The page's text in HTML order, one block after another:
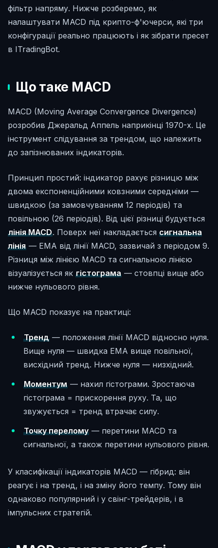
фільтр напряму. Нижче розберемо, як
налаштувати MACD під крипто-ф'ючерси, які три
конфігурації реально працюють і як зібрати пресет
в ITradingBot.
Що таке MACD
MACD (Moving Average Convergence Divergence)
розробив Джеральд Аппель наприкінці 1970-х. Це
інструмент слідування за трендом, що належить
до запізнюваних індикаторів.
Принцип простий: індикатор рахує різницю між
двома експоненційними ковзними середніми —
швидкою (за замовчуванням 12 періодів) та
повільною (26 періодів). Від цієї різниці будується
лінія MACD. Поверх неї накладається сигнальна
лінія— EMA від лінії MACD, зазвичай з періодом 9.
Різниця між лінією MACD та сигнальною лінією
візуалізується як гістограма— стовпці вище або
нижче нульового рівня.
Що MACD показує на практиці:
Тренд— положення лінії MACD відносно нуля.
Вище нуля — швидка EMA вище повільної,
висхідний тренд. Нижче нуля — низхідний.
Моментум— нахил гістограми. Зростаюча
гістограма = прискорення руху. Та, що
звужується = тренд втрачає силу.
Точку перелому— перетини MACD та
сигнальної, а також перетини нульового рівня.
У класифікації індикаторів MACD — гібрид: він
реагує і на тренд, і на зміну його темпу. Тому він
однаково популярний і у свінг-трейдерів, і в
імпульсних стратегій.